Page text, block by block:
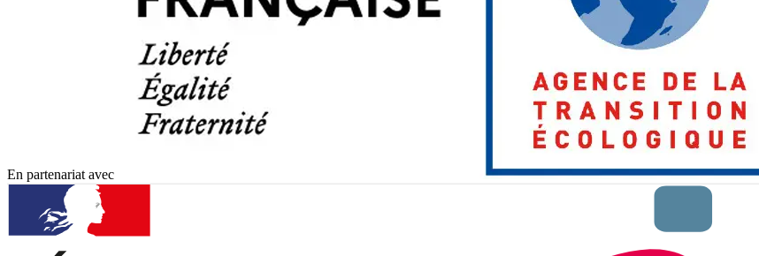
En partenariat avec